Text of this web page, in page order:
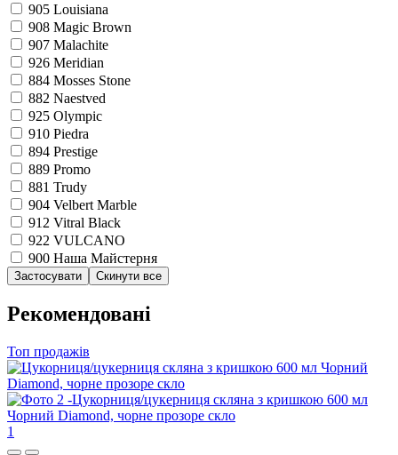
905 Louisiana
908 Magic Brown
907 Malachite
926 Meridian
884 Mosses Stone
882 Naestved
925 Olympic
910 Piedra
894 Prestige
889 Promo
881 Trudy
904 Velbert Marble
912 Vitral Black
922 VULCANO
900 Наша Майстерня
Рекомендовані
Топ продажів
1